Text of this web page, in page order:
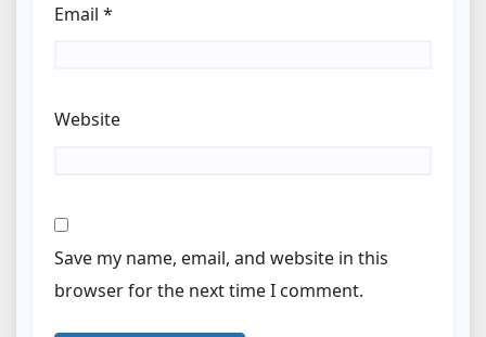
Email *
Website
Save my name, email, and website in this
browser for the next time I comment.